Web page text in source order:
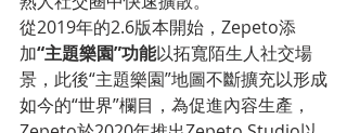
從2019年的2.6版本開始，Zepeto添
加“主題樂園”功能以拓寬陌生人社交場
景，此後“主題樂園”地圖不斷擴充以形成
如今的“世界”欄目，為促進內容生產，